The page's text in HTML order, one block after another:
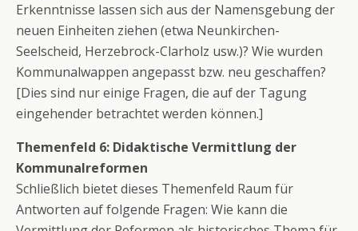
Erkenntnisse lassen sich aus der Namensgebung der
neuen Einheiten ziehen (etwa Neunkirchen-
Seelscheid, Herzebrock-Clarholz usw.)? Wie wurden
Kommunalwappen angepasst bzw. neu geschaffen?
[Dies sind nur einige Fragen, die auf der Tagung
eingehender betrachtet werden können.]
Themenfeld 6: Didaktische Vermittlung der
Kommunalreformen
Schließlich bietet dieses Themenfeld Raum für
Antworten auf folgende Fragen: Wie kann die